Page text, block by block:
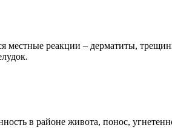
местные реакции – дерматиты,
в районе живота, понос,